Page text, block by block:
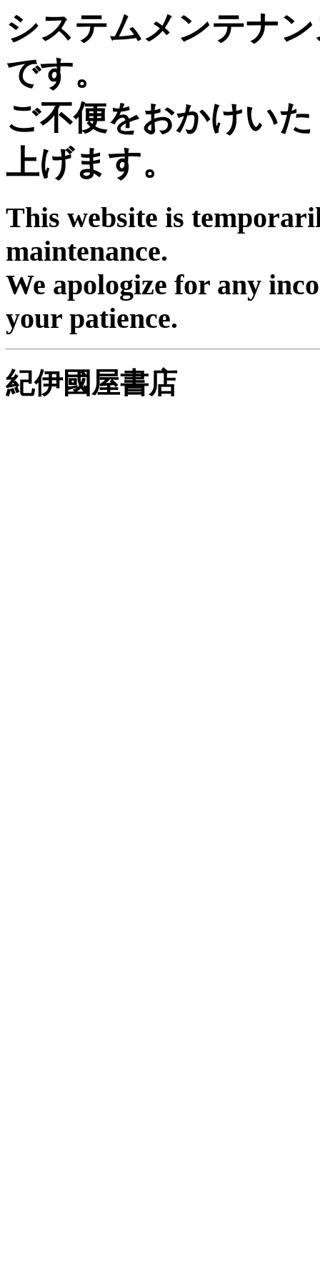
システムメンテナ
です。
ご不便をおかけい
上げます。
This website is
maintenance.
We apologize for any
your patience.
紀伊國屋書店